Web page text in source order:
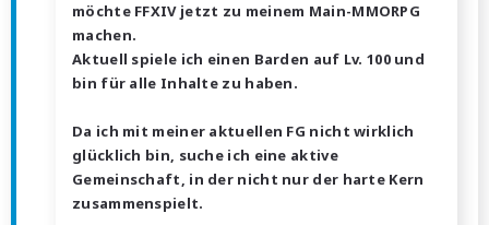
möchte FFXIV jetzt zu meinem Main-MMORPG
machen.
Aktuell spiele ich einen Barden auf Lv. 100 und
bin für alle Inhalte zu haben.
Da ich mit meiner aktuellen FG nicht wirklich
glücklich bin, suche ich eine aktive
Gemeinschaft, in der nicht nur der harte Kern
zusammenspielt.